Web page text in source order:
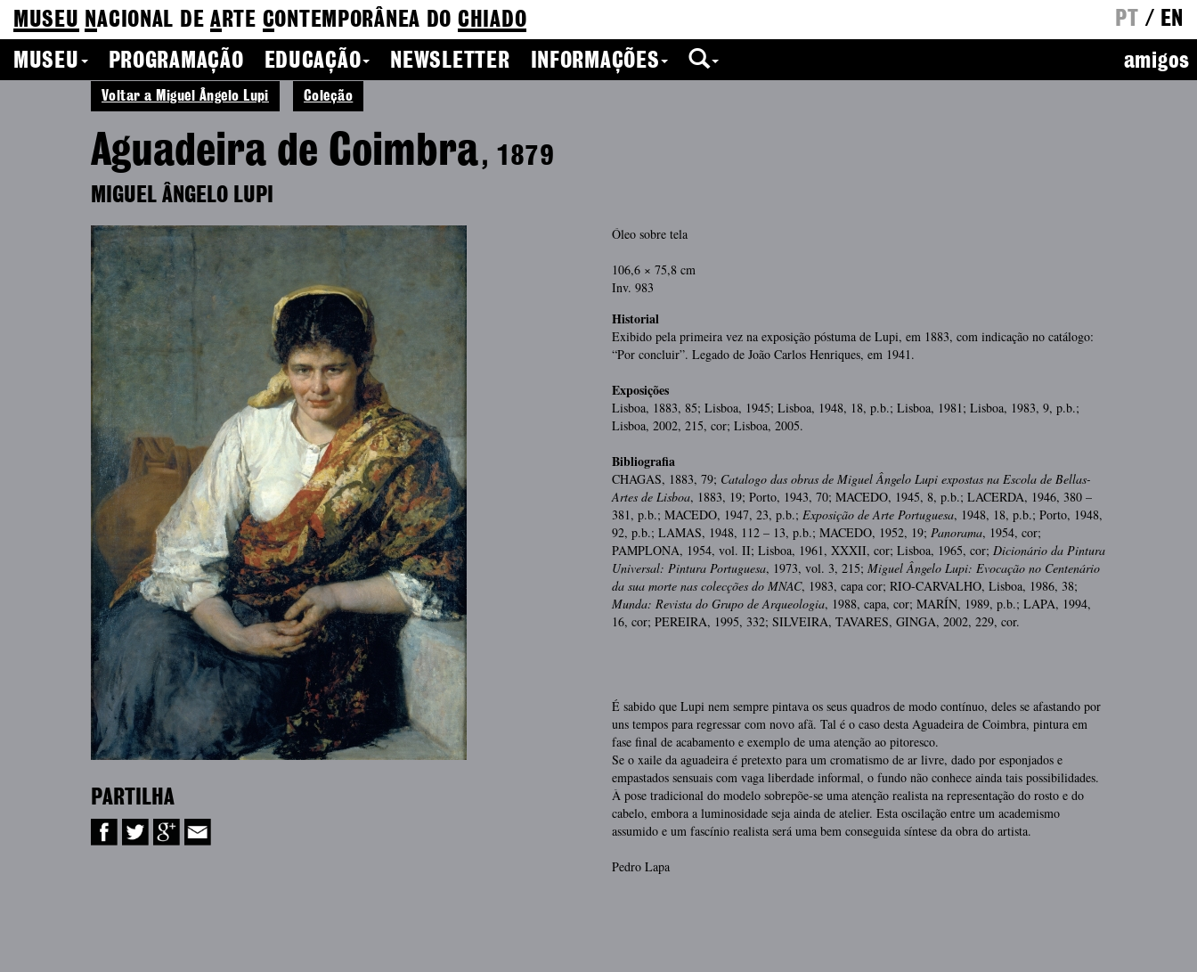
MUSEU NACIONAL DEA RTE CONTEMPORÂNEA DO CHIADO PT / EN
MUSEU
PROGRAMAÇÃO EDUCAÇÃO NEWSLETTER INFORMAÇÕES amigos
Voltar a Miguel Ângelo Lupi Coleção
Aguadeira de Coimbra, 1879
MIGUEL ÂNGELO LUPI
PARTILHA
Óleo sobre tela
106,6 × 75,8 cm
Inv. 983
Historial
Exibido pela primeira vez na exposição póstuma de Lupi, em 1883, com indicação no catálogo:
“Por concluir”. Legado de João Carlos Henriques, em 1941.
Exposições
Lisboa, 1883, 85; Lisboa, 1945; Lisboa, 1948, 18, p.b.; Lisboa, 1981; Lisboa, 1983, 9, p.b.;
Lisboa, 2002, 215, cor; Lisboa, 2005.
Bibliografia
CHAGAS, 1883, 79; Catalogo das obras de Miguel Ângelo Lupi expostas na Escola de Bellas-
Artes de Lisboa, 1883, 19; Porto, 1943, 70; MACEDO, 1945, 8, p.b.; LACERDA, 1946, 380 –
381, p.b.; MACEDO, 1947, 23, p.b.; Exposição de Arte Portuguesa, 1948, 18, p.b.; Porto, 1948,
92, p.b.; LAMAS, 1948, 112 – 13, p.b.; MACEDO, 1952, 19; Panorama, 1954, cor;
PAMPLONA, 1954, vol. II; Lisboa, 1961, XXXII, cor; Lisboa, 1965, cor; Dicionário da Pintura
Universal: Pintura Portuguesa, 1973, vol. 3, 215; Miguel Ângelo Lupi: Evocação no Centenário
da sua morte nas colecções do MNAC, 1983, capa cor; RIO-CARVALHO, Lisboa, 1986, 38;
Munda: Revista do Grupo de Arqueologia, 1988, capa, cor; MARÍN, 1989, p.b.; LAPA, 1994,
16, cor; PEREIRA, 1995, 332; SILVEIRA, TAVARES, GINGA, 2002, 229, cor.
É sabido que Lupi nem sempre pintava os seus quadros de modo contínuo, deles se afastando por
uns tempos para regressar com novo afã. Tal é o caso desta Aguadeira de Coimbra, pintura em
fase final de acabamento e exemplo de uma atenção ao pitoresco.
Se o xaile da aguadeira é pretexto para um cromatismo de ar livre, dado por esponjados e
empastados sensuais com vaga liberdade informal, o fundo não conhece ainda tais possibilidades.
À pose tradicional do modelo sobrepõe-se uma atenção realista na representação do rosto e do
cabelo, embora a luminosidade seja ainda de atelier. Esta oscilação entre um academismo
assumido e um fascínio realista será uma bem conseguida síntese da obra do artista.
Pedro Lapa